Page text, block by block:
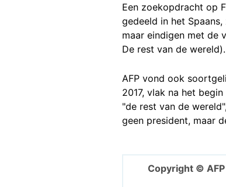
Een zoekopdracht op
gedeeld in het Spaans,
maar eindigen met de
De rest van de wereld).
AFP vond ook
2017, vlak na het
"de rest van de
geen president, maar
Copyright ©